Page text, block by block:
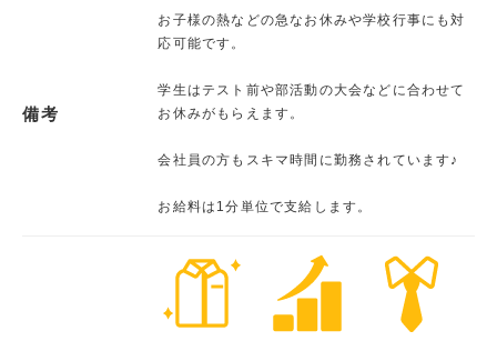
備考
お子様の熱などの急なお休みや学校行事にも対
応可能です。
学生はテスト前や部活動の大会などに合わせて
お休みがもらえます。
会社員の方もスキマ時間に勤務されています♪
お給料は1分単位で支給します。